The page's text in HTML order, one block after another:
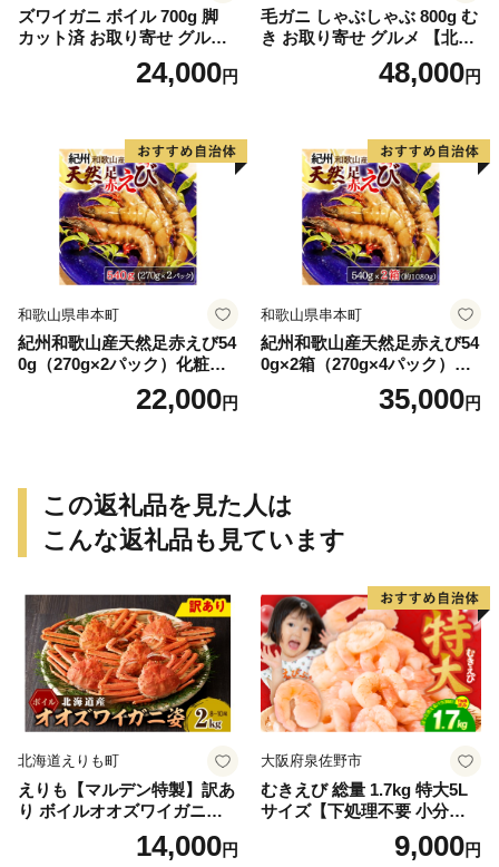
ズワイガニ ボイル 700g 脚
カット済 お取り寄せ グルメ
【北海道】【札幌バルナバフ
24,000円
毛ガニ しゃぶしゃぶ 800g む
き お取り寄せ グルメ 【北海
道】【札幌バルナバフーズ】
48,000円
和歌山県串本町
紀州和歌山産天然足赤えび54
0g（270g×2パック）化粧箱
入 ※2026年12月上旬〜2027
年2月上旬頃順次発送予定
22,000円
和歌山県串本町
紀州和歌山産天然足赤えび54
0g×2箱（270g×4パック）化
粧箱入 ※2026年12月上旬〜2
027年2月上旬頃順次発送予定
ず【uot773A】
35,000円
この返礼品を見た人は
こんな返礼品も見ています
北海道えりも町
えりも【マルデン特製】訳あ
り ボイルオオズワイガニ姿2
kg《1kg(４尾～５尾)×2》【e
r002-051-a】 / ふるさと納税
14,000円
大阪府泉佐野市
むきえび 総量 1.7kg 特大5L
サイズ【下処理不要 小分け 8
50g×2P 訳あり サイズ不揃い
バナメイエビ バラ凍結】
9,000円